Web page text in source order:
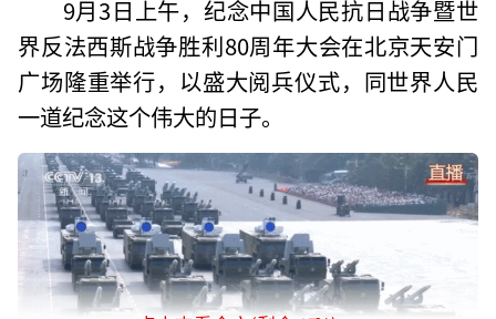
9月3日上午，纪念中国人民抗日战争暨世
界反法西斯战争胜利80周年大会在北京天安门
广场隆重举行，以盛大阅兵仪式，同世界人民
一道纪念这个伟大的日子。